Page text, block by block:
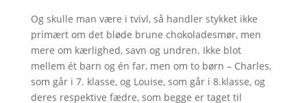
Og skulle man være i tvivl, så handler stykket ikke
primært om det bløde brune chokoladesmør, men
mere om kærlighed, savn og undren. Ikke blot
mellem ét barn og én far, men om to børn – Charles,
som går i 7. klasse, og Louise, som går i 8.klasse, og
deres respektive fædre, som begge er taget til